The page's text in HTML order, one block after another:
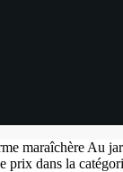
maraîchère Au
prix dans la